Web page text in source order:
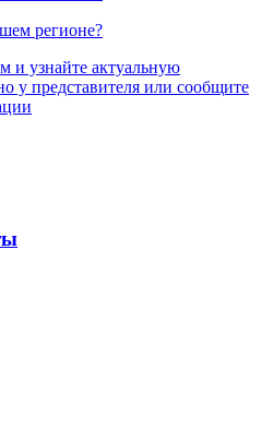
регионе?
и узнайте актуальную
у представителя или сообщите